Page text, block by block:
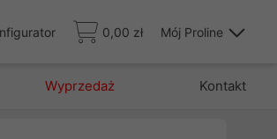
0,00 zł Mój Proline
Wyprzedaż Kontakt